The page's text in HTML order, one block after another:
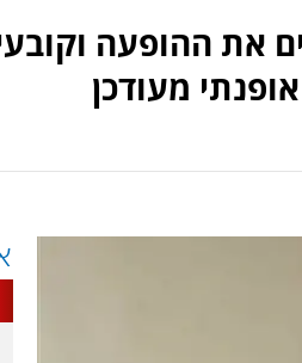
את ההופעה
מעודכן